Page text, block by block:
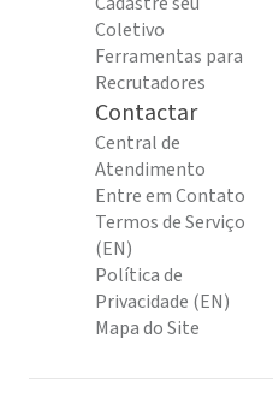
Coletivo
Ferramentas para
Recrutadores
Contactar
Central de
Atendimento
Entre em Contato
Termos de Serviço
(EN)
Política de
Privacidade (EN)
Mapa do Site